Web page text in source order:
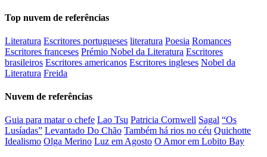
Top nuvem de referências
Literatura Escritores portugueses literatura Poesia Romances
Escritores franceses Prémio Nobel da Literatura Escritores
brasileiros Escritores americanos Escritores ingleses Nobel da
Literatura Freida
Nuvem de referências
Guia para matar o chefe Lao Tsu Patricia Cornwell Sagal “Os
Lusíadas” Levantado Do Chão Também há rios no céu Quichotte
Idealismo Olga Merino Luz em Agosto O Amor em Lobito Bay